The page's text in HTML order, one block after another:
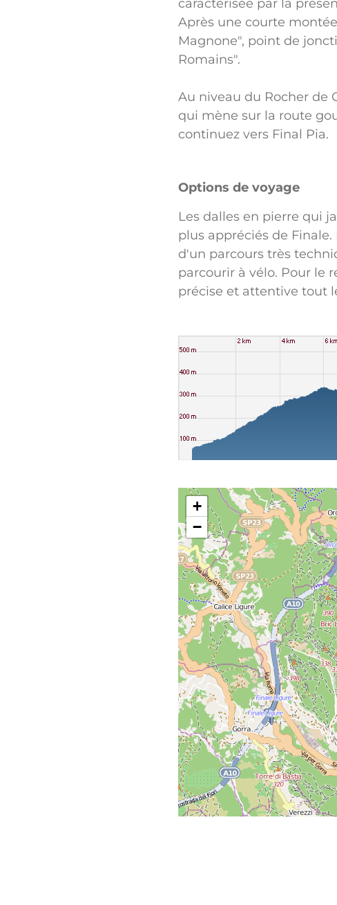
caractérisée par la
Après une courte
Magnone", point de
Romains".
Au niveau du Rocher de
qui mène sur la route
continuez vers Final Pia.
Options de voyage
Les dalles en pierre qui
plus appréciés de
d'un parcours très
parcourir à vélo. Pour le
précise et attentive tout
+
−